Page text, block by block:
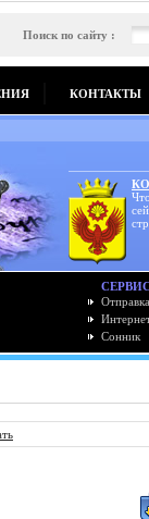
Поиск по сайту :
КОНТАКТЫ
Сонник